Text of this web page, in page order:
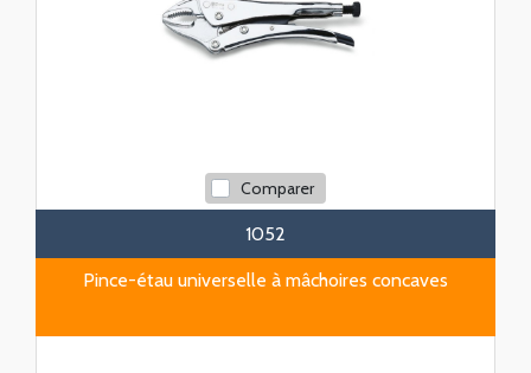
Comparer
1052
Pince-étau universelle à mâchoires concaves